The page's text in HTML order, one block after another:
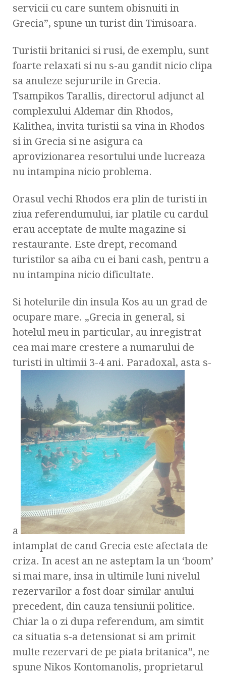
servicii cu care suntem obisnuiti in
Grecia”, spune un turist din Timisoara.
Turistii britanici si rusi, de exemplu, sunt
foarte relaxati si nu s-au gandit nicio clipa
sa anuleze sejururile in Grecia.
Tsampikos Tarallis, directorul adjunct al
complexului Aldemar din Rhodos,
Kalithea, invita turistii sa vina in Rhodos
si in Grecia si ne asigura ca
aprovizionarea resortului unde lucreaza
nu intampina nicio problema.
Orasul vechi Rhodos era plin de turisti in
ziua referendumului, iar platile cu cardul
erau acceptate de multe magazine si
restaurante. Este drept, recomand
turistilor sa aiba cu ei bani cash, pentru a
nu intampina nicio dificultate.
Si hotelurile din insula Kos au un grad de
ocupare mare. „Grecia in general, si
hotelul meu in particular, au inregistrat
cea mai mare crestere a numarului de
turisti in ultimii 3-4 ani. Paradoxal, asta s-
a
intamplat de cand Grecia este afectata de
criza. In acest an ne asteptam la un ‘boom’
si mai mare, insa in ultimile luni nivelul
rezervarilor a fost doar similar anului
precedent, din cauza tensiunii politice.
Chiar la o zi dupa referendum, am simtit
ca situatia s-a detensionat si am primit
multe rezervari de pe piata britanica”, ne
spune Nikos Kontomanolis, proprietarul